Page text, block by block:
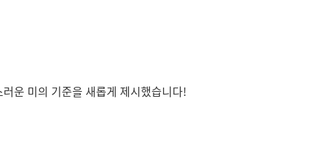
운 미의 기준을 새롭게 제시했습니다!